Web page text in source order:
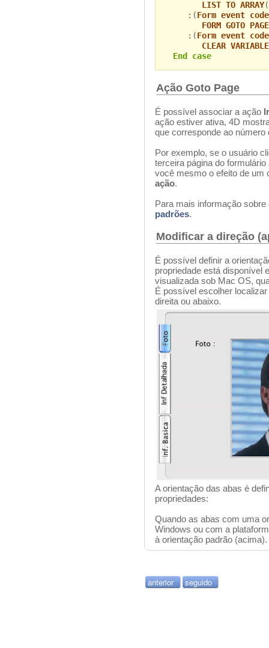
LIST TO ARRAY
:(Form event code
FORM GOTO PAGE
:(Form event code
CLEAR VARIABLE
End case
Ação Goto Page
É possível associar a ação
ação estiver ativa, 4D
que corresponde ao número
Por exemplo, se o usuário
terceira página do
você mesmo o efeito de um
ação.
Para mais informação
padrões.
Modificar a direção
É possível definir a
propriedade está disponível
visualizada sob Mac OS,
É possível escolher
direita ou abaixo.
A orientação das abas é
propriedades:
Quando as abas com uma
Windows ou com a
à orientação padrão (acima).
anterior seguido